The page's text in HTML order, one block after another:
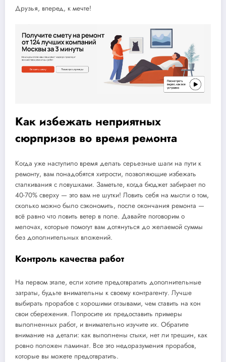
Друзья, вперед, к мечте!
Как избежать неприятных
сюрпризов во время ремонта
Когда уже наступило время делать серьезные шаги на пути к
ремонту, вам понадобятся хитрости, позволяющие избежать
сталкивания с ловушками. Заметьте, когда бюджет забирает по
40-70% сверху — это вам не шутки! Ловить себя на мысли о том,
сколько можно было сэкономить, после окончания ремонта —
всё равно что ловить ветер в поле. Давайте поговорим о
мелочах, которые помогут вам дотянуться до желаемой суммы
без дополнительных вложений.
Контроль качества работ
На первом этапе, если хотите предотвратить дополнительные
затраты, будьте внимательны к своему контрагенту. Лучше
выбирать прорабов с хорошими отзывами, чем ставить на кон
свои сбережения. Попросите их предоставить примеры
выполненных работ, и внимательно изучите их. Обратите
внимание на детали: как выполнены стыки, нет ли трещин, как
ровно положен ламинат. Все это недоразумения прорабов,
которые вы можете предотвратить.